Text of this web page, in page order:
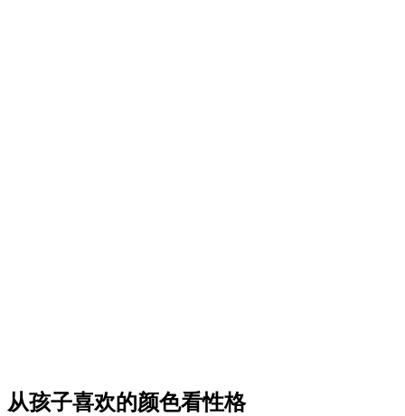
从孩子喜欢的颜色看性格